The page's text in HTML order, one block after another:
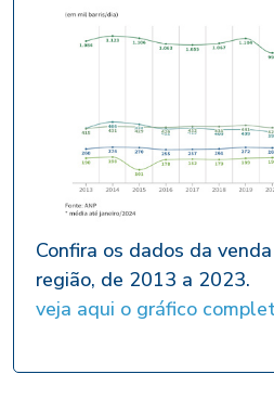
Confira os dados da
região, de 2013 a 2023.
veja aqui o gráfico